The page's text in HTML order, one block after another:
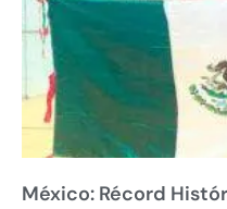
México: Récord